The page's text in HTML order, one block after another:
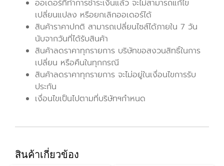
ออเดอร์ที่ทำการชำระเงินแล้ว จะไม่สามารถแก้ไข
เปลี่ยนแปลง หรือยกเลิกออเดอร์ได้
สินค้าราคาปกติ สามารถเปลี่ยนไซส์ได้ภายใน 7 วัน
นับจากวันที่ได้รับสินค้า
สินค้าลดราคาทุกรายการ บริษัทขอสงวนสิทธิ์ในการ
เปลี่ยน หรือคืนในทุกกรณี
สินค้าลดราคาทุกรายการ จะไม่อยู่ในเงื่อนไขการรับ
ประกัน
เงื่อนไขเป็นไปตามที่บริษัทฯกำหนด
สินค้าเกี่ยวข้อง